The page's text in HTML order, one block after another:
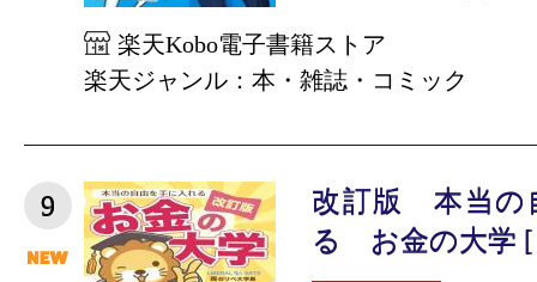
楽天Kobo電子書籍ストア
楽天ジャンル：本・雑誌・コミック
9
改訂版 本当の
る お金の大学 [